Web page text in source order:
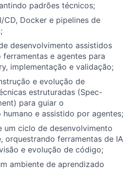
padrões técnicos;
CD, Docker e pipelines de
desenvolvimento assistidos
e agentes para
implementação e validação;
e evolução de
estruturadas (Spec-
para guiar o
e assistido por agentes;
um ciclo de desenvolvimento
orquestrando ferramentas de IA
e evolução de código;
ambiente de aprendizado